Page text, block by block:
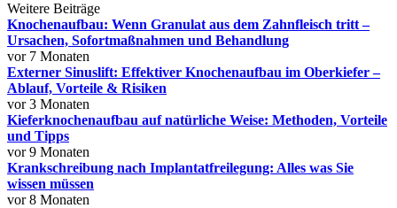
Weitere Beiträge
Knochenaufbau: Wenn Granulat aus dem Zahnfleisch tritt –
Ursachen, Sofortmaßnahmen und Behandlung
vor 7 Monaten
Externer Sinuslift: Effektiver Knochenaufbau im Oberkiefer –
Ablauf, Vorteile & Risiken
vor 3 Monaten
Kieferknochenaufbau auf natürliche Weise: Methoden, Vorteile
und Tipps
vor 9 Monaten
Krankschreibung nach Implantatfreilegung: Alles was Sie
wissen müssen
vor 8 Monaten